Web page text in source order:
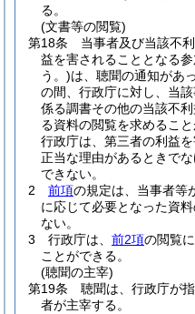
る。
(文書等の閲覧)
第18条
当事者及び当該不
益を害されることとなる参
う。)は、聴聞の通知があ
の間、行政庁に対し、当
係る調書その他の当該不
る資料の閲覧を求めること
行政庁は、第三者の利益
正当な理由があるときで
できない。
2
前項の規定は、当事者等
に応じて必要となった資
ない。
3
行政庁は、 前2項の閲覧
ことができる。
(聴聞の主宰)
第19条
聴聞は、行政庁が
者が主宰する。